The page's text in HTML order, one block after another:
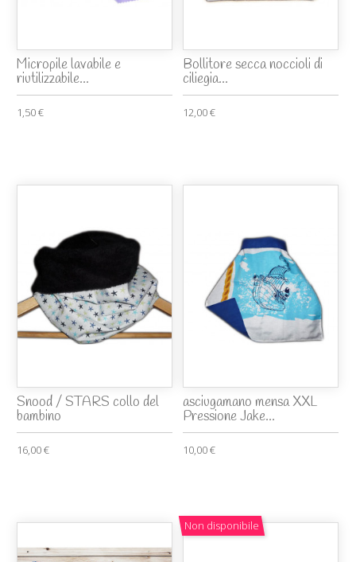
Micropile lavabile e
riutilizzabile...
1,50 €
Bollitore secca noccioli di
ciliegia...
12,00 €
Snood / STARS collo del
bambino
16,00 €
asciugamano mensa XXL
Pressione Jake...
10,00 €
Non disponibile